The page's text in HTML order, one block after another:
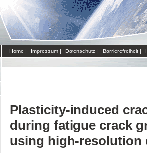
Home | Impressum | Datenschutz | Barrierefreiheit |
Plasticity-induced
during fatigue crack
using high-resolution